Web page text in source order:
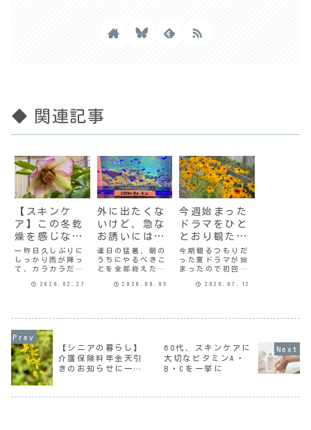
◆ 関連記事
【スキンケ
ア】この冬乾
燥を感じなか
ったわけ
一昨日久しぶりに
しっかり雨が降っ
て、カラカラだっ
っている。これか
リになるんだけ
ど、この冬はそれ
を感じることなく
いいカンジで乗り
越えられたので、
ジプシーになりが
ち...
2026.02.27
外に出たくな
いけど、急な
お誘いにはホ
イホイ出向く
連日の猛暑、朝の
うちにやるべきこ
とを全部終えたら
涼しいリビングか
きそうな本には予
約を入れていな
い。だけど、突然
2026.08.05
今週始まった
ドラマをひと
とおり観た結
果
今期観るつもりだ
った夏ドラマが始
まったので初回を
らノワール元刑事
感じの白石が、学
問だけでは計り知
れないことを黒木
2026.07.12
【シニアの暮らし】
介護保険料年金天引
きのお知らせに一喜
60代、スキンケアに
大切なビタミンA・
B・Cを一挙に